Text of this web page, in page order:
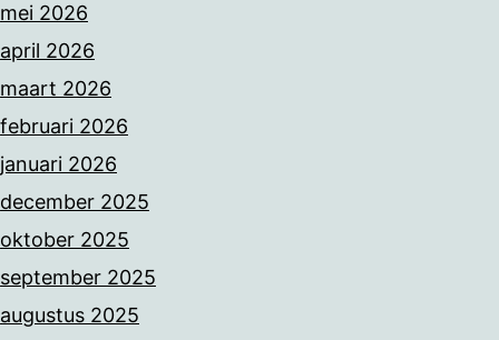
mei 2026
april 2026
maart 2026
februari 2026
januari 2026
december 2025
oktober 2025
september 2025
augustus 2025